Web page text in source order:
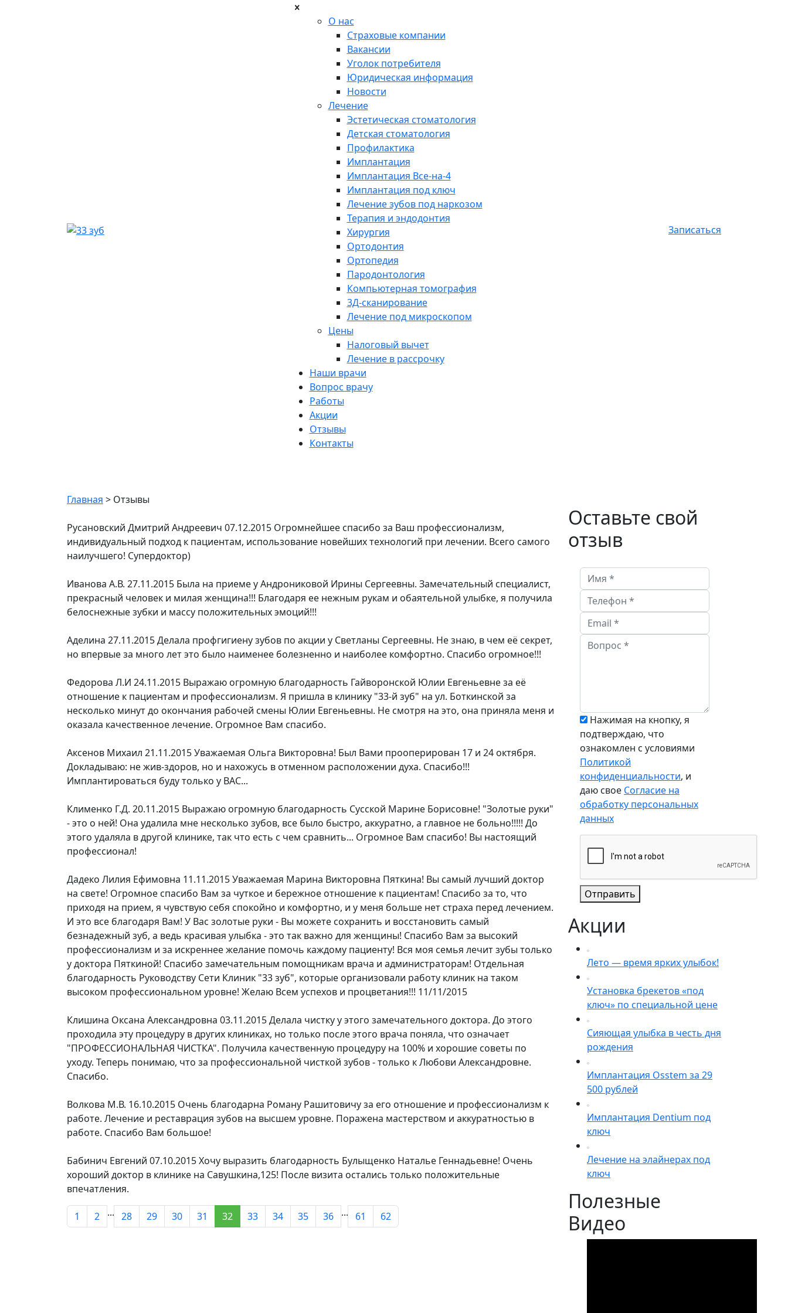
О нас
Страховые компании
Вакансии
Уголок потребителя
Юридическая информация
Новости
Лечение
Эстетическая стоматология
Детская стоматология
Профилактика
Имплантация
Имплантация Все-на-4
Имплантация под ключ
Лечение зубов под наркозом
Терапия и эндодонтия
Хирургия
Ортодонтия
Ортопедия
Пародонтология
Компьютерная томография
3Д-сканирование
Лечение под микроскопом
Цены
Налоговый вычет
Лечение в рассрочку
Наши врачи
Вопрос врачу
Работы
Акции
Отзывы
Контакты
Записаться
Главная > Отзывы
Русановский Дмитрий Андреевич 07.12.2015 Огромнейшее спасибо за Ваш профессионализм,
индивидуальный подход к пациентам, использование новейших технологий при лечении. Всего самого
наилучшего! Супердоктор)
Иванова А.В. 27.11.2015 Была на приеме у Андрониковой Ирины Сергеевны. Замечательный специалист,
прекрасный человек и милая женщина!!! Благодаря ее нежным рукам и обаятельной улыбке, я получила
белоснежные зубки и массу положительных эмоций!!!
Аделина 27.11.2015Делала профгигиену зубов по акции у Светланы Сергеевны. Не знаю, в чем её секрет,
но впервые за много лет это было наименее болезненно и наиболее комфортно. Спасибо огромное!!!
Федорова Л.И 24.11.2015 Выражаю огромную благодарность Гайворонской Юлии Евгеньевне за её
отношение к пациентам и профессионализм. Я пришла в клинику "33-й зуб" на ул. Боткинской за
несколько минут до окончания рабочей смены Юлии Евгеньевны. Не смотря на это, она приняла меня и
оказала качественное лечение. Огромное Вам спасибо.
Аксенов Михаил 21.11.2015Уважаемая Ольга Викторовна! Был Вами прооперирован 17 и 24 октября.
Докладываю: не жив-здоров, но и нахожусь в отменном расположении духа. Спасибо!!!
Имплантироваться буду только у ВАС...
Клименко Г.Д. 20.11.2015 Выражаю огромную благодарность Сусской Марине Борисовне! "Золотые руки"
- это о ней! Она удалила мне несколько зубов, все было быстро, аккуратно, а главное не больно!!!!! До
этого удаляла в другой клинике, так что есть с чем сравнить... Огромное Вам спасибо! Вы настоящий
профессионал!
Дадеко Лилия Ефимовна 11.11.2015Уважаемая Марина Викторовна Пяткина! Вы самый лучший доктор
на свете! Огромное спасибо Вам за чуткое и бережное отношение к пациентам! Спасибо за то, что
приходя на прием, я чувствую себя спокойно и комфортно, и у меня больше нет страха перед лечением.
И это все благодаря Вам! У Вас золотые руки - Вы можете сохранить и восстановить самый
безнадежный зуб, а ведь красивая улыбка - это так важно для женщины! Спасибо Вам за высокий
профессионализм и за искреннее желание помочь каждому пациенту! Вся моя семья лечит зубы только
у доктора Пяткиной! Спасибо замечательным помощникам врача и администраторам! Отдельная
благодарность Руководству Сети Клиник "33 зуб", которые организовали работу клиник на таком
высоком профессиональном уровне! Желаю Всем успехов и процветания!!! 11/11/2015
Клишина Оксана Александровна 03.11.2015Делала чистку у этого замечательного доктора. До этого
проходила эту процедуру в других клиниках, но только после этого врача поняла, что означает
"ПРОФЕССИОНАЛЬНАЯ ЧИСТКА". Получила качественную процедуру на 100% и хорошие советы по
уходу. Теперь понимаю, что за профессиональной чисткой зубов - только к Любови Александровне.
Спасибо.
Волкова М.В. 16.10.2015 Очень благодарна Роману Рашитовичу за его отношение и профессионализм к
работе. Лечение и реставрация зубов на высшем уровне. Поражена мастерством и аккуратностью в
работе. Спасибо Вам большое!
Бабинич Евгений 07.10.2015Хочу выразить благодарность Булыщенко Наталье Геннадьевне! Очень
хороший доктор в клинике на Савушкина,125! После визита остались только положительные
впечатления.
1 2 ... 28 29 30 31 32 33 34 35 36 ... 61 62
Оставьте свой
отзыв
Нажимая на кнопку, я
подтверждаю, что
ознакомлен с условиями
Политикой
конфиденциальности, и
даю свое Согласие на
обработку персональных
данных
Отправить
Акции
Лето — время ярких улыбок!
Установка брекетов «под
ключ» по специальной цене
Сияющая улыбка в честь дня
рождения
Имплантация Osstem за 29
500 рублей
Имплантация Dentium под
ключ
Лечение на элайнерах под
ключ
Полезные
Видео